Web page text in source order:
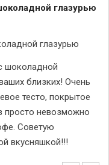
глазурью
шоколадной
близких! Очень
тесто, покрытое
просто невозможно
Советую
вкусняшкой!!!